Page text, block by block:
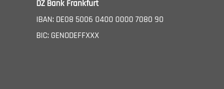
DZ Bank Frankfurt
IBAN: DE08 5006 0400 0000 7080 90
BIC: GENODEFFXXX